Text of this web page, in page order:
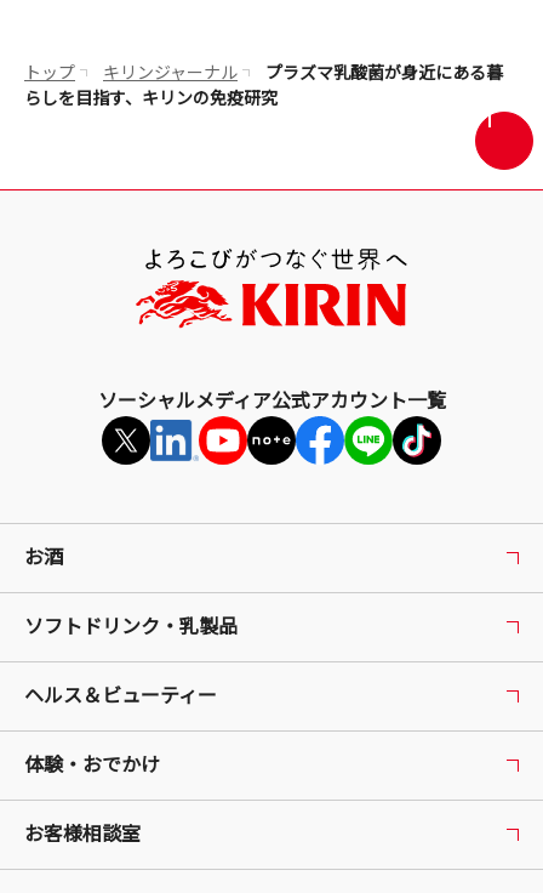
トップ キリンジャーナル
プラズマ乳酸菌が身近にある暮
らしを目指す、キリンの免疫研究
画
面
ソーシャルメディア公式アカウント一覧
お酒
ソフトドリンク・乳製品
ヘルス＆ビューティー
体験・おでかけ
お客様相談室